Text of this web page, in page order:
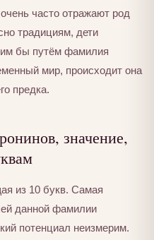
часто отражают род
традициям, дети
бы путём фамилия
мир, происходит она
предка.
значение,
из 10 букв. Самая
данной фамилии
потенциал неизмерим.